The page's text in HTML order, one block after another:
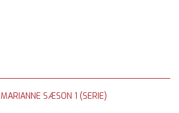
MARIANNE SÆSON 1 (SERIE)